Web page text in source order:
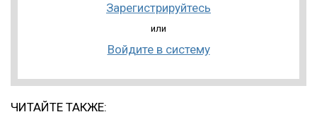
Зарегистрируйтесь
или
Войдите в систему
ЧИТАЙТЕ ТАКЖЕ: